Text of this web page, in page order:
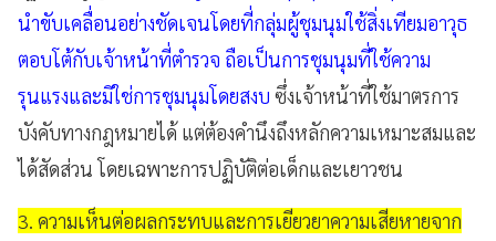
นำขับเคลื่อนอย่างชัดเจนโดยที่กลุ่มผู้ชุมนุมใช้สิ่งเทียมอาวุธ
ตอบโต้กับเจ้าหน้าที่ตำรวจ ถือเป็นการชุมนุมที่ใช้ความ
รุนแรงและมิใช่การชุมนุมโดยสงบ ซึ่งเจ้าหน้าที่ใช้มาตรการ
บังคับทางกฎหมายได้ แต่ต้องคำนึงถึงหลักความเหมาะสมและ
ได้สัดส่วน โดยเฉพาะการปฏิบัติต่อเด็กและเยาวชน
3. ความเห็นต่อผลกระทบและการเยียวยาความเสียหายจาก